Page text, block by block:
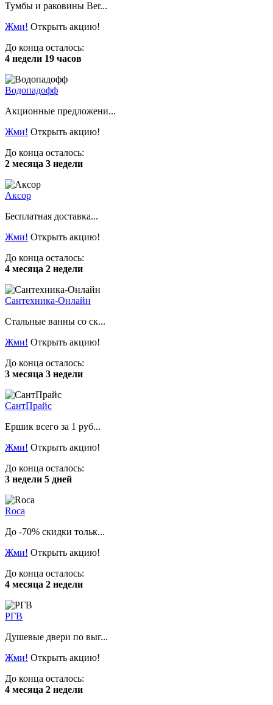
Тумбы и раковины Ber...
Жми! Открыть акцию!
До конца осталось:
4 недели 19 часов
Водопадофф
Акционные предложени...
Жми! Открыть акцию!
До конца осталось:
2 месяца 3 недели
Аксор
Бесплатная доставка...
Жми! Открыть акцию!
До конца осталось:
4 месяца 2 недели
Сантехника-Онлайн
Стальные ванны со ск...
Жми! Открыть акцию!
До конца осталось:
3 месяца 3 недели
СантПрайс
Ершик всего за 1 руб...
Жми! Открыть акцию!
До конца осталось:
3 недели 5 дней
Roca
До -70% скидки тольк...
Жми! Открыть акцию!
До конца осталось:
4 месяца 2 недели
РГВ
Душевые двери по выг...
Жми! Открыть акцию!
До конца осталось:
4 месяца 2 недели